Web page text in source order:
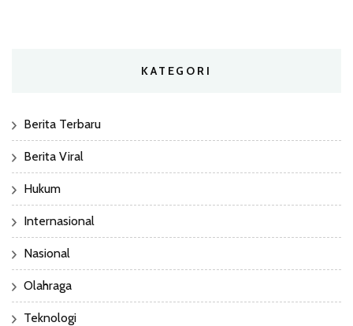
KATEGORI
Berita Terbaru
Berita Viral
Hukum
Internasional
Nasional
Olahraga
Teknologi